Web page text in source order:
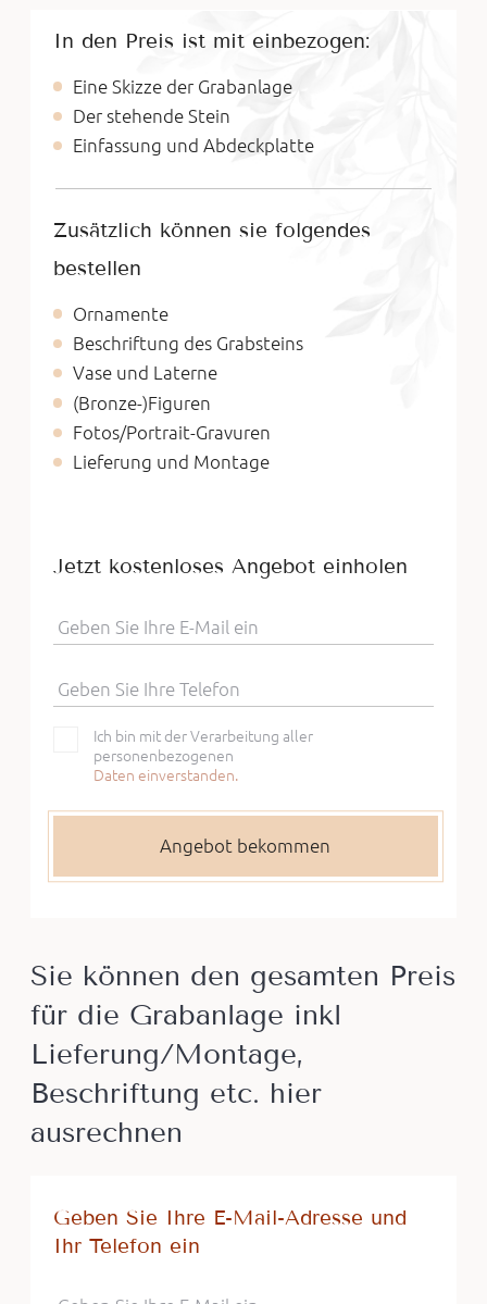
In den Preis ist mit einbezogen:
Eine Skizze der Grabanlage
Der stehende Stein
Einfassung und Abdeckplatte
Zusätzlich können sie folgendes
bestellen
Ornamente
Beschriftung des Grabsteins
Vase und Laterne
(Bronze-)Figuren
Fotos/Portrait-Gravuren
Lieferung und Montage
Jetzt kostenloses Angebot einholen
Geben Sie Ihre E-Mail ein
Geben Sie Ihre Telefon
Ich bin mit der Verarbeitung aller
personenbezogenen
Daten einverstanden.
Sie können den gesamten Preis
für die Grabanlage inkl
Lieferung/Montage,
Beschriftung etc. hier
ausrechnen
Geben Sie Ihre E-Mail-Adresse und
Ihr Telefon ein